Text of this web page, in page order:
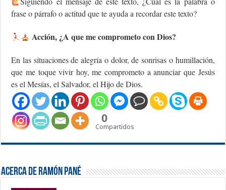
frase o párrafo o actitud que te ayuda a recordar este texto?
Acción, ¿A que me comprometo con Dios?
En las situaciones de alegría o dolor, de sonrisas o humillación,
que me toque vivir hoy, me comprometo a anunciar que Jesús
es el Mesías, el Salvador, el Hijo de Dios.
0
Compartidos
Acerca de Ramón Pané